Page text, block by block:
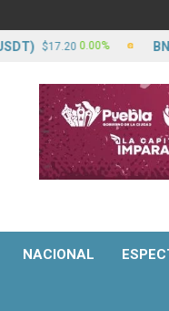
NACIONAL
$17.20 0.00% BNB(BNB)